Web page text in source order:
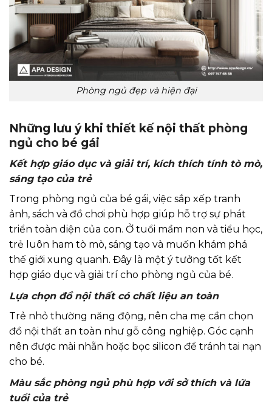
Phòng ngủ đẹp và hiện đại
Những lưu ý khi thiết kế nội thất phòng
ngủ cho bé gái
Kết hợp giáo dục và giải trí, kích thích tính tò mò,
sáng tạo của trẻ
Trong phòng ngủ của bé gái, việc sắp xếp tranh
ảnh, sách và đồ chơi phù hợp giúp hỗ trợ sự phát
triển toàn diện của con. Ở tuổi mầm non và tiểu học,
trẻ luôn ham tò mò, sáng tạo và muốn khám phá
thế giới xung quanh. Đây là một ý tưởng tốt kết
hợp giáo dục và giải trí cho phòng ngủ của bé.
Lựa chọn đồ nội thất có chất liệu an toàn
Trẻ nhỏ thường năng động, nên cha mẹ cần chọn
đồ nội thất an toàn như gỗ công nghiệp. Góc cạnh
nên được mài nhẵn hoặc bọc silicon để tránh tai nạn
cho bé.
Màu sắc phòng ngủ phù hợp với sở thích và lứa
tuổi của trẻ